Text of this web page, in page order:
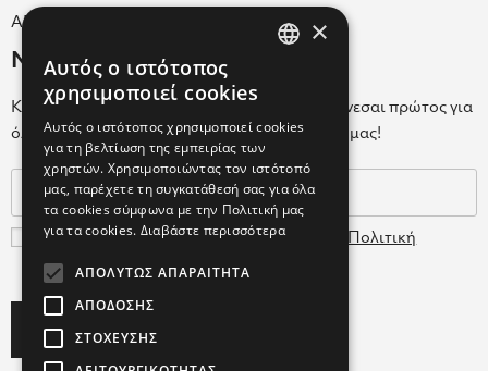
ΑΡ.Γ.Ε.ΜΗ. 038365205000
Newsletter
Κάνε εγγραφή στο Newsletter για να ενημερώνεσαι πρώτος για
όλα τα νέα μας και τα ολοκαίνουρια προϊόντα μας!
Συμφωνώ με τουςΌρους Χρήσης
Πολιτική
Δεδομένων
×
Αυτός ο ιστότοπος
χρησιμοποιεί cookies
Αυτός ο ιστότοπος χρησιμοποιεί cookies
για τη βελτίωση της εμπειρίας των
χρηστών. Χρησιμοποιώντας τον ιστότοπό
μας, παρέχετε τη συγκατάθεσή σας για όλα
τα cookies σύμφωνα με την Πολιτική μας
για τα cookies. Διαβάστε περισσότερα
ΑΠΟΛΎΤΩΣ ΑΠΑΡΑΊΤΗΤΑ
ΑΠΌΔΟΣΗΣ
ΣΤΌΧΕΥΣΗΣ